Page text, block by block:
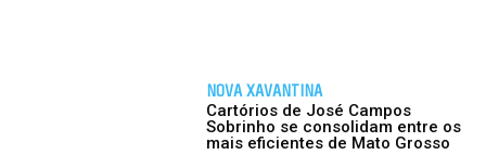
NOVA XAVANTINA
Cartórios de José Campos
Sobrinho se consolidam entre os
mais eficientes de Mato Grosso